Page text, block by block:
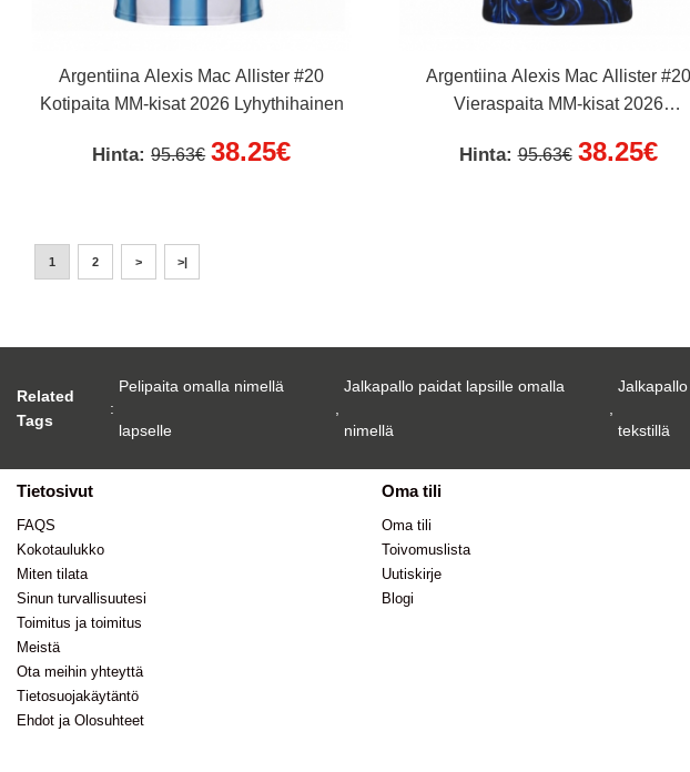
Argentiina Alexis Mac Allister #20
Kotipaita MM-kisat 2026 Lyhythihainen
Hinta:95.63€ 38.25€
Argentiina Alexis Mac Allister #20
Vieraspaita MM-kisat 2026
Hinta:95.63€ 38.25€
1 2 > >|
Related
Tags
:
Pelipaita omalla nimellä
lapselle
Jalkapallo paidat lapsille omalla
nimellä tekstillä
Tietosivut
FAQS
Kokotaulukko
Miten tilata
Sinun turvallisuutesi
Toimitus ja toimitus
Meistä
Ota meihin yhteyttä
Tietosuojakäytäntö
Ehdot ja Olosuhteet
Oma tili
Oma tili
Toivomuslista
Uutiskirje
Blogi